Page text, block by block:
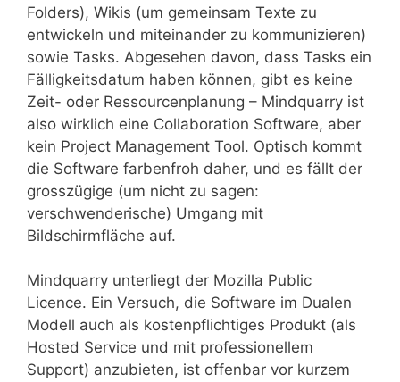
Folders), Wikis (um gemeinsam Texte zu
entwickeln und miteinander zu kommunizieren)
sowie Tasks. Abgesehen davon, dass Tasks ein
Fälligkeitsdatum haben können, gibt es keine
Zeit- oder Ressourcenplanung – Mindquarry ist
also wirklich eine Collaboration Software, aber
kein Project Management Tool. Optisch kommt
die Software farbenfroh daher, und es fällt der
grosszügige (um nicht zu sagen:
verschwenderische) Umgang mit
Bildschirmfläche auf.
Mindquarry unterliegt der Mozilla Public
Licence. Ein Versuch, die Software im Dualen
Modell auch als kostenpflichtiges Produkt (als
Hosted Service und mit professionellem
Support) anzubieten, ist offenbar vor kurzem